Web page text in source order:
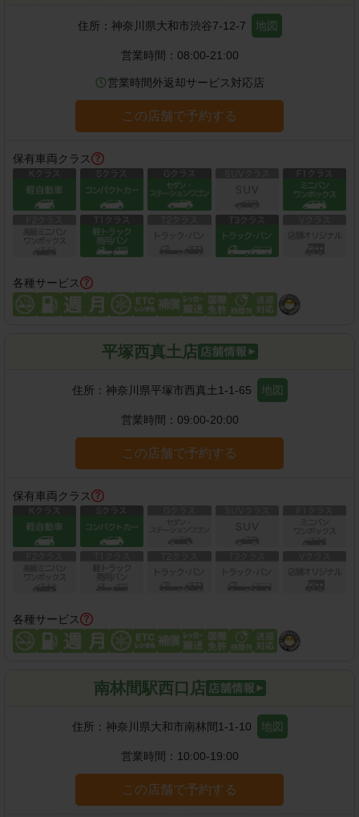
住所： 神奈川県大和市渋谷7-12-7 地図
営業時間： 08:00-21:00
営業時間外返却サービス対応店
この店舗で予約する
保有車両クラス
各種サービス
平塚西真土店
住所： 神奈川県平塚市西真土1-1-65 地図
営業時間： 09:00-20:00
この店舗で予約する
保有車両クラス
各種サービス
南林間駅西口店
住所： 神奈川県大和市南林間1-1-10 地図
営業時間： 10:00-19:00
この店舗で予約する